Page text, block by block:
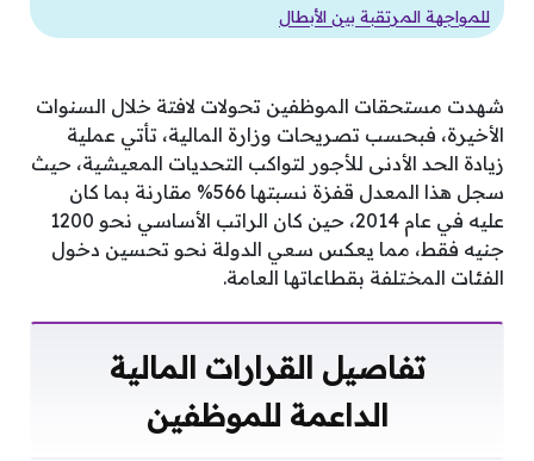
للمواجهة المرتقبة بين الأبطال
شهدت مستحقات الموظفين تحولات لافتة خلال السنوات
الأخيرة، فبحسب تصريحات وزارة المالية، تأتي عملية
زيادة الحد الأدنى للأجور لتواكب التحديات المعيشية، حيث
سجل هذا المعدل قفزة نسبتها 566% مقارنة بما كان
عليه في عام 2014، حين كان الراتب الأساسي نحو 1200
جنيه فقط، مما يعكس سعي الدولة نحو تحسين دخول
الفئات المختلفة بقطاعاتها العامة.
تفاصيل القرارات المالية
الداعمة للموظفين